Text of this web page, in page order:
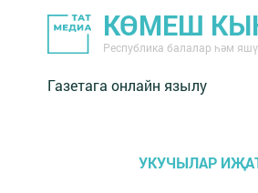
КӨМЕШ
Республика балалар һәм
Газетага онлайн язылу
УКУЧЫЛАР